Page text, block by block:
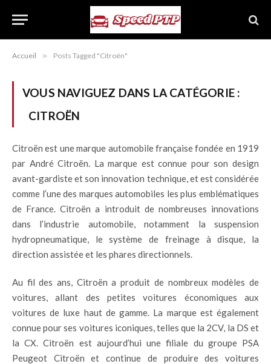
Accueil » Posts Tagged "Citroën"
VOUS NAVIGUEZ DANS LA CATÉGORIE :
CITROËN
Citroën est une marque automobile française fondée en 1919
par André Citroën. La marque est connue pour son design
avant-gardiste et son innovation technique, et est considérée
comme l’une des marques automobiles les plus emblématiques
de France. Citroën a introduit de nombreuses innovations
dans l’industrie automobile, notamment la suspension
hydropneumatique, le système de freinage à disque, la
direction assistée et les phares directionnels.
Au fil des ans, Citroën a produit de nombreux modèles de
voitures, allant des petites voitures économiques aux
voitures de luxe haut de gamme. La marque est également
connue pour ses voitures iconiques, telles que la 2CV, la DS et
la CX. Citroën est aujourd’hui une filiale du groupe PSA
Peugeot Citroën et continue de produire des voitures